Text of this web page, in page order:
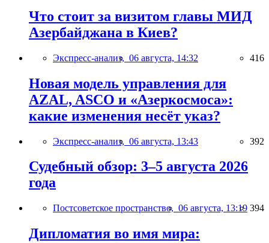
Что стоит за визитом главы МИД
Азербайджана в Киев?
Экспресс-анализ, 06 августа, 14:32 416
Новая модель управления для
AZAL, ASCO и «Азеркосмоса»:
какие изменения несёт указ?
Экспресс-анализ, 06 августа, 13:43 392
Судебный обзор: 3–5 августа 2026
года
Постсоветское пространство, 06 августа, 13:19 394
Дипломатия во имя мира: